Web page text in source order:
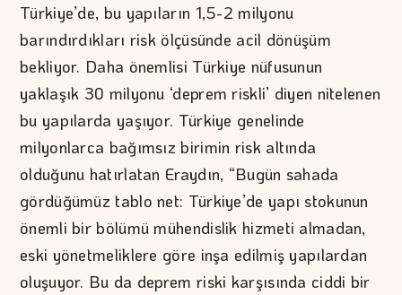
Türkiye’de, bu yapıların 1,5-2 milyonu
barındırdıkları risk ölçüsünde acil dönüşüm
bekliyor. Daha önemlisi Türkiye nüfusunun
yaklaşık 30 milyonu ‘deprem riskli’ diyen nitelenen
bu yapılarda yaşıyor. Türkiye genelinde
milyonlarca bağımsız birimin risk altında
olduğunu hatırlatan Eraydın, “Bugün sahada
gördüğümüz tablo net: Türkiye’de yapı stokunun
önemli bir bölümü mühendislik hizmeti almadan,
eski yönetmeliklere göre inşa edilmiş yapılardan
oluşuyor. Bu da deprem riski karşısında ciddi bir